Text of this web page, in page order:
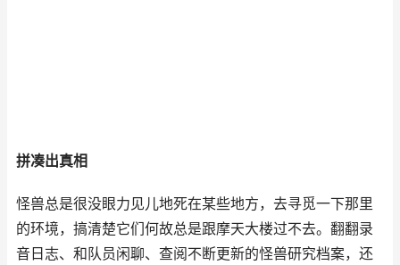
拼凑出真相
怪兽总是很没眼力见儿地死在某些地方，去寻觅一下那里
的环境，搞清楚它们何故总是跟摩天大楼过不去。翻翻录
音日志、和队员闲聊、查阅不断更新的怪兽研究档案，还